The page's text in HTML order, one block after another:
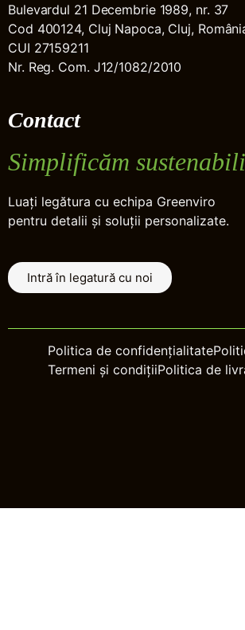
Bulevardul 21 Decembrie 1989, nr. 37
Cod 400124, Cluj Napoca, Cluj,
CUI 27159211
Nr. Reg. Com. J12/1082/2010
Contact
Simplificăm
Luați legătura cu echipa Greenviro
pentru detalii și soluții personalizate.
Intră în legatură cu noi
Politica de confidențialitate
Termeni și condițiiPolitica de